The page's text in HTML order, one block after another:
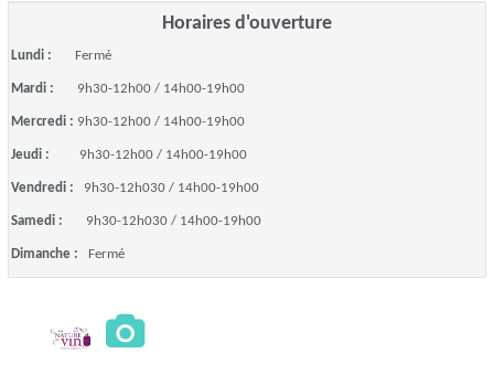
Horaires d'ouverture
Lundi : Fermé
Mardi : 9h30-12h00 / 14h00-19h00
Mercredi : 9h30-12h00 / 14h00-19h00
Jeudi : 9h30-12h00 / 14h00-19h00
Vendredi : 9h30-12h030 / 14h00-19h00
Samedi : 9h30-12h030 / 14h00-19h00
Dimanche : Fermé